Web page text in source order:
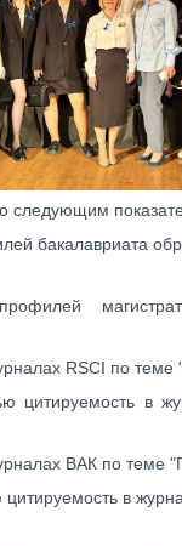
следующим
бакалавриата
RSCI по теме
цитируемость в
ВАК по теме
в